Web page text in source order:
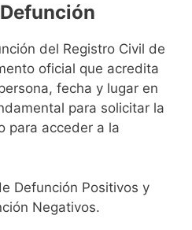
del Registro Civil de
oficial que acredita
fecha y lugar en
para solicitar la
para acceder a la
Defunción Positivos y
Negativos.